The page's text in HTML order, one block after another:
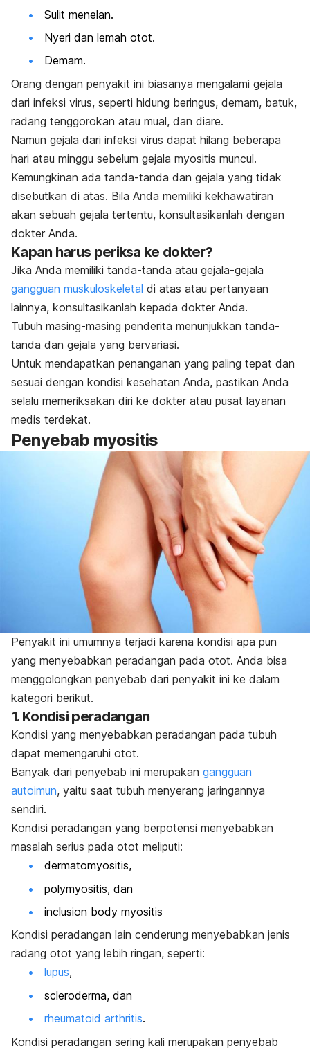
Sulit menelan.
Nyeri dan lemah otot.
Demam.
Orang dengan penyakit ini biasanya mengalami gejala
dari infeksi virus, seperti hidung beringus, demam, batuk,
radang tenggorokan atau mual, dan diare.
Namun gejala dari infeksi virus dapat hilang beberapa
hari atau minggu sebelum gejala myositis muncul.
Kemungkinan ada tanda-tanda dan gejala yang tidak
disebutkan di atas. Bila Anda memiliki kekhawatiran
akan sebuah gejala tertentu, konsultasikanlah dengan
dokter Anda.
Kapan harus periksa ke dokter?
Jika Anda memiliki tanda-tanda atau gejala-gejala
gangguan muskuloskeletal di atas atau pertanyaan
lainnya, konsultasikanlah kepada dokter Anda.
Tubuh masing-masing penderita menunjukkan tanda-
tanda dan gejala yang bervariasi.
Untuk mendapatkan penanganan yang paling tepat dan
sesuai dengan kondisi kesehatan Anda, pastikan Anda
selalu memeriksakan diri ke dokter atau pusat layanan
medis terdekat.
Penyebab myositis
Penyakit ini umumnya terjadi karena kondisi apa pun
yang menyebabkan peradangan pada otot. Anda bisa
menggolongkan penyebab dari penyakit ini ke dalam
kategori berikut.
1. Kondisi peradangan
Kondisi yang menyebabkan peradangan pada tubuh
dapat memengaruhi otot.
Banyak dari penyebab ini merupakan gangguan
autoimun, yaitu saat tubuh menyerang jaringannya
sendiri.
Kondisi peradangan yang berpotensi menyebabkan
masalah serius pada otot meliputi:
dermatomyositis,
polymyositis, dan
inclusion body myositis
Kondisi peradangan lain cenderung menyebabkan jenis
radang otot yang lebih ringan, seperti:
lupus,
scleroderma, dan
rheumatoid arthritis.
Kondisi peradangan sering kali merupakan penyebab